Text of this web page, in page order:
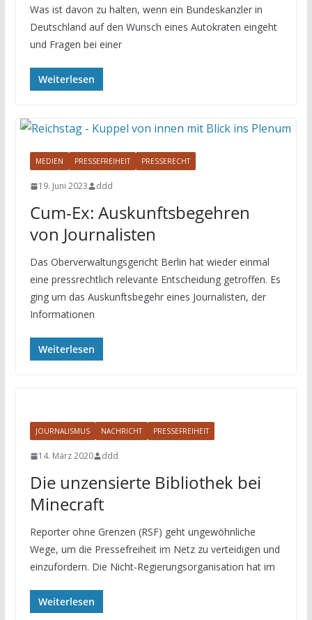
Was ist davon zu halten, wenn ein Bundeskanzler in
Deutschland auf den Wunsch eines Autokraten eingeht
und Fragen bei einer
Weiterlesen
MEDIEN PRESSEFREIHEIT PRESSERECHT
19. Juni 2023 ddd
Cum-Ex: Auskunftsbegehren
von Journalisten
Das Oberverwaltungsgericht Berlin hat wieder einmal
eine pressrechtlich relevante Entscheidung getroffen. Es
ging um das Auskunftsbegehr eines Journalisten, der
Informationen
Weiterlesen
JOURNALISMUS NACHRICHT PRESSEFREIHEIT
14. März 2020 ddd
Die unzensierte Bibliothek bei
Minecraft
Reporter ohne Grenzen (RSF) geht ungewöhnliche
Wege, um die Pressefreiheit im Netz zu verteidigen und
einzufordern. Die Nicht-Regierungsorganisation hat im
Weiterlesen